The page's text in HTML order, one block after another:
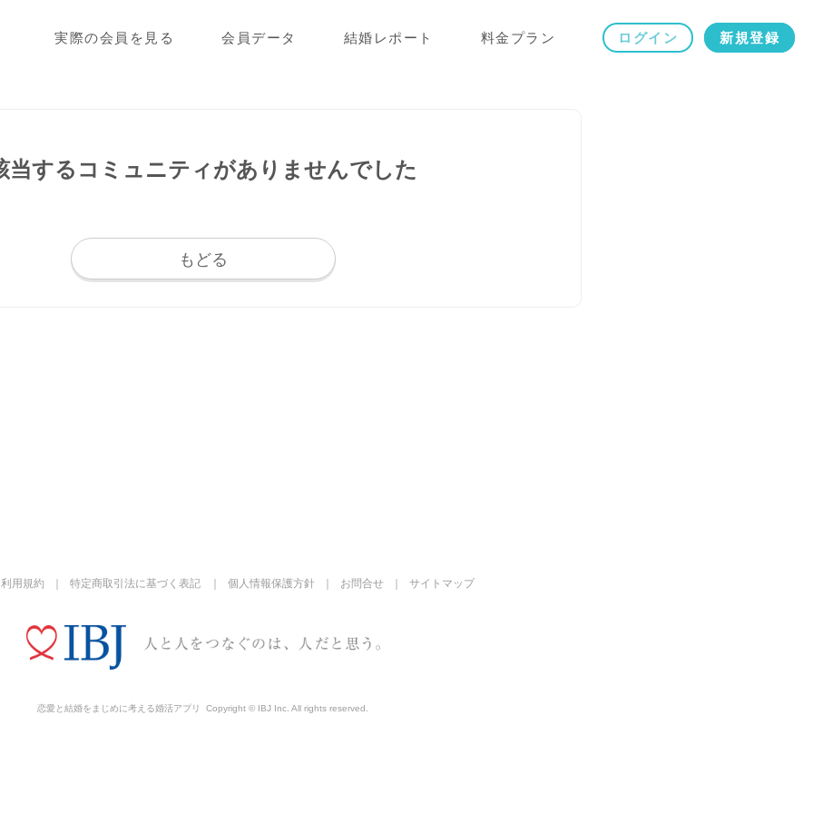
実際の会員を見る 会員データ 結婚レポート 料金プラン ログイン 新規登録
当するコミュニティがありませんでした
もどる
利用規約 特定商取引法に基づく表記 個人情報保護方針 お問合せ サイトマップ
恋愛と結婚をまじめに考える婚活アプリ Copyright © IBJ Inc. All rights reserved.